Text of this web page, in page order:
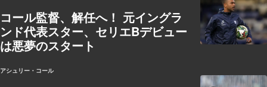
コール監督、解任へ！ 元イングラ
ンド代表スター、セリエBデビュー
は悪夢のスタート
アシュリー・コール